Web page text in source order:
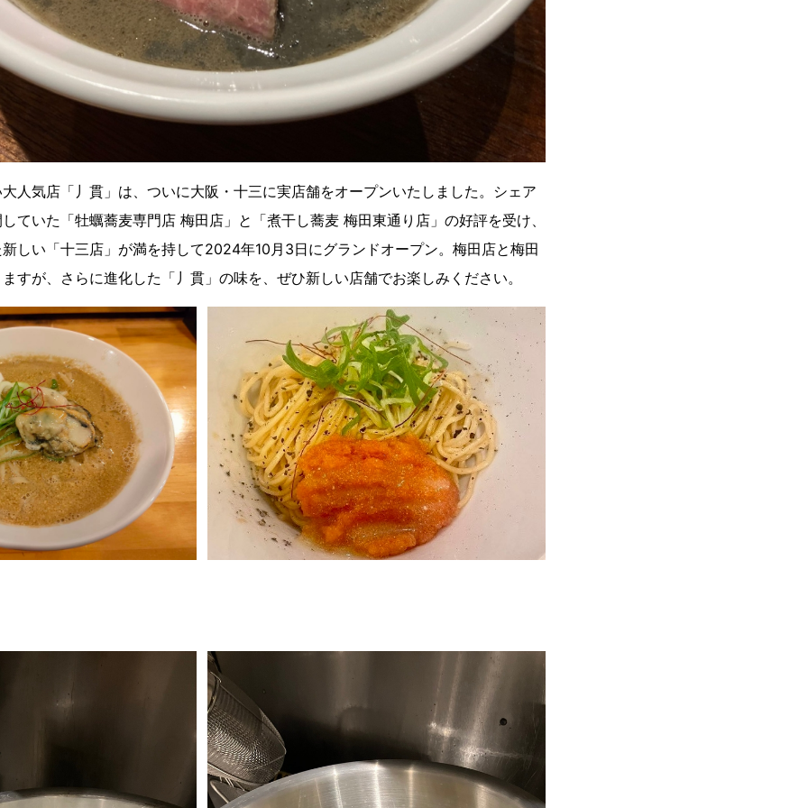
人気店「丿貫」は、ついに大阪・十三に実店舗をオープンいたしました。シェア
ていた「牡蠣蕎麦専門店 梅田店」と「煮干し蕎麦 梅田東通り店」の好評を受け、
しい「十三店」が満を持して2024年10月3日にグランドオープン。梅田店と梅田
すが、さらに進化した「丿貫」の味を、ぜひ新しい店舗でお楽しみください。